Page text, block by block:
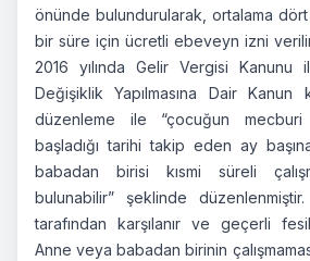
önünde bulundurularak, ortalama
bir süre için ücretli ebeveyn izni
2016 yılında Gelir Vergisi Kanunu
Değişiklik Yapılmasına Dair Kanun
düzenleme ile “çocuğun mecburi
başladığı tarihi takip eden ay
babadan birisi kısmi süreli
bulunabilir” şeklinde
tarafından karşılanır ve geçerli
Anne veya babadan birinin